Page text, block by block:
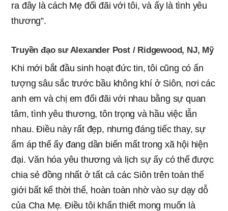
ra đây là cách Mẹ đối đãi với tôi, và ấy là tình yêu
thương”.
Truyền đạo sư Alexander Post / Ridgewood, NJ, Mỹ
Khi mới bắt đầu sinh hoạt đức tin, tôi cũng có ấn
tượng sâu sắc trước bầu không khí ở Siôn, nơi các
anh em và chị em đối đãi với nhau bằng sự quan
tâm, tình yêu thương, tôn trọng và hầu việc lẫn
nhau. Điều này rất đẹp, nhưng đáng tiếc thay, sự
ấm áp thể ấy đang dần biến mất trong xã hội hiện
đại. Văn hóa yêu thương và lịch sự ấy có thể được
chia sẻ đồng nhất ở tất cả các Siôn trên toàn thế
giới bất kể thời thế, hoàn toàn nhờ vào sự dạy dỗ
của Cha Mẹ. Điều tôi khẩn thiết mong muốn là